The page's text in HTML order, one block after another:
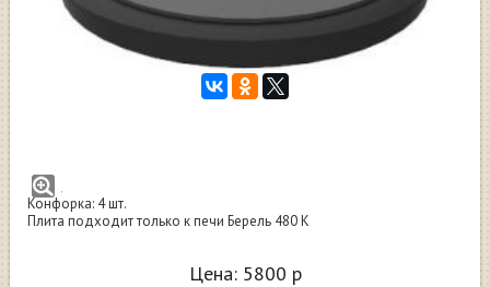
Толщина: 10 мм
Конфорка: 4 шт.
Плита подходит только к печи Берель 480 К
Цена: 5800 р